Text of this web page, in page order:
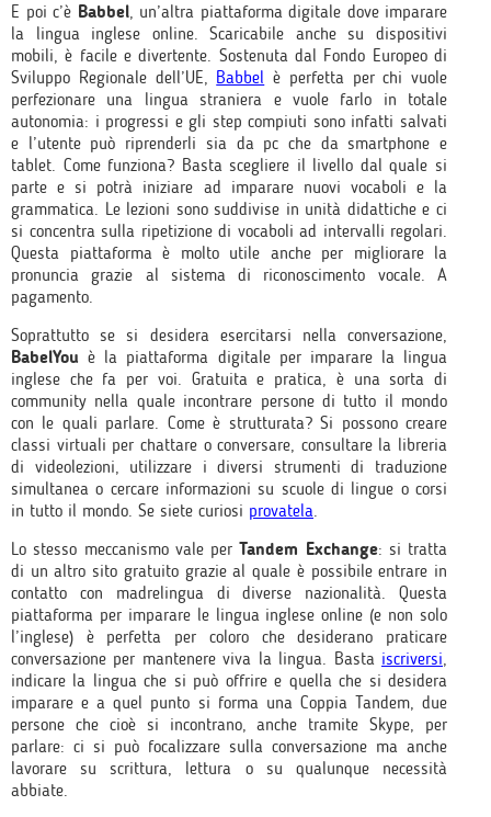
E poi c’è Babbel, un’altra piattaforma digitale dove imparare
la lingua inglese online. Scaricabile anche su dispositivi
mobili, è facile e divertente. Sostenuta dal Fondo Europeo di
Sviluppo Regionale dell’UE, Babbel è perfetta per chi vuole
perfezionare una lingua straniera e vuole farlo in totale
autonomia: i progressi e gli step compiuti sono infatti salvati
e l’utente può riprenderli sia da pc che da smartphone e
tablet. Come funziona? Basta scegliere il livello dal quale si
parte e si potrà iniziare ad imparare nuovi vocaboli e la
grammatica. Le lezioni sono suddivise in unità didattiche e ci
si concentra sulla ripetizione di vocaboli ad intervalli regolari.
Questa piattaforma è molto utile anche per migliorare la
pronuncia grazie al sistema di riconoscimento vocale. A
pagamento.
Soprattutto se si desidera esercitarsi nella conversazione,
BabelYou è la piattaforma digitale per imparare la lingua
inglese che fa per voi. Gratuita e pratica, è una sorta di
community nella quale incontrare persone di tutto il mondo
con le quali parlare. Come è strutturata? Si possono creare
classi virtuali per chattare o conversare, consultare la libreria
di videolezioni, utilizzare i diversi strumenti di traduzione
simultanea o cercare informazioni su scuole di lingue o corsi
in tutto il mondo. Se siete curiosi provatela.
Lo stesso meccanismo vale perTandem Exchange: si tratta
di un altro sito gratuito grazie al quale è possibile entrare in
contatto con madrelingua di diverse nazionalità. Questa
piattaforma per imparare le lingua inglese online (e non solo
l’inglese) è perfetta per coloro che desiderano praticare
conversazione per mantenere viva la lingua. Basta iscriversi,
indicare la lingua che si può offrire e quella che si desidera
imparare e a quel punto si forma una Coppia Tandem, due
persone che cioè si incontrano, anche tramite Skype, per
parlare: ci si può focalizzare sulla conversazione ma anche
lavorare su scrittura, lettura o su qualunque necessità
abbiate.